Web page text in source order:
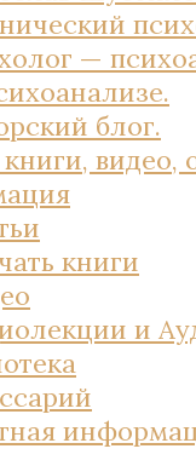
—
блог.
книги,
книги
и